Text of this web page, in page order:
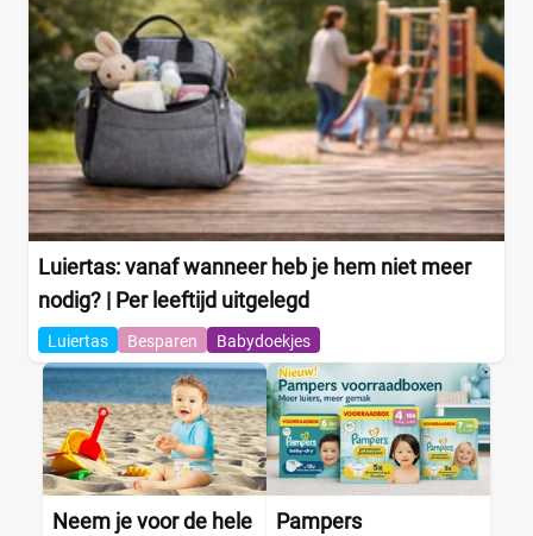
Luiertas: vanaf wanneer heb je hem niet meer
nodig? | Per leeftijd uitgelegd
Luiertas Besparen Babydoekjes
Neem je voor de hele
Pampers